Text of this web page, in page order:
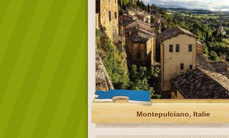
Montepulciano, Italie